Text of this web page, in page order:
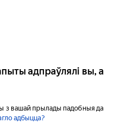
адпраўлялі вы, а
з вашай прылады падобныя да
адбыцца?